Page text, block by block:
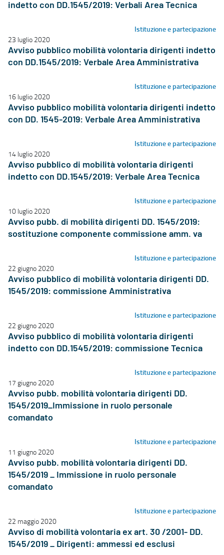
indetto con DD.1545/2019: Verbali Area Tecnica
Istituzione e partecipazione
23 luglio 2020
Avviso pubblico mobilità volontaria dirigenti indetto
con DD.1545/2019: Verbale Area Amministrativa
Istituzione e partecipazione
16 luglio 2020
Avviso pubblico mobilità volontaria dirigenti indetto
con DD. 1545-2019: Verbale Area Amministrativa
Istituzione e partecipazione
14 luglio 2020
Avviso pubblico di mobilità volontaria dirigenti
indetto con DD.1545/2019: Verbale Area Tecnica
Istituzione e partecipazione
10 luglio 2020
Avviso pubb. di mobilità dirigenti DD. 1545/2019:
sostituzione componente commissione amm. va
Istituzione e partecipazione
22 giugno 2020
Avviso pubblico di mobilità volontaria dirigenti DD.
1545/2019: commissione Amministrativa
Istituzione e partecipazione
22 giugno 2020
Avviso pubblico di mobilità volontaria dirigenti
indetto con DD.1545/2019: commissione Tecnica
Istituzione e partecipazione
17 giugno 2020
Avviso pubb. mobilità volontaria dirigenti DD.
1545/2019_Immissione in ruolo personale
comandato
Istituzione e partecipazione
11 giugno 2020
Avviso pubb. mobilità volontaria dirigenti DD.
1545/2019 _ Immissione in ruolo personale
comandato
Istituzione e partecipazione
22 maggio 2020
Avviso di mobilità volontaria ex art. 30 /2001- DD.
1545/2019 _ Dirigenti: ammessi ed esclusi